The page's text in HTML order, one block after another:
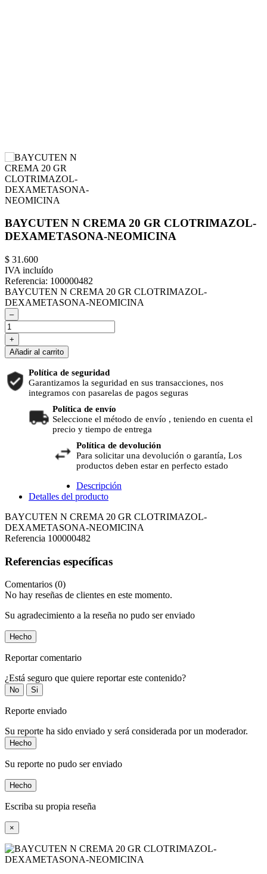
BAYCUTEN N CREMA 20 GR CLOTRIMAZOL-
DEXAMETASONA-NEOMICINA
$ 31.600
IVA incluído
Referencia: 100000482
BAYCUTEN N CREMA 20 GR CLOTRIMAZOL-
DEXAMETASONA-NEOMICINA
–
+
Añadir al carrito
Política de seguridad
Garantizamos la seguridad en sus transacciones, nos
integramos con pasarelas de pagos seguras
Política de envío
Seleccione el método de envío , teniendo en cuenta el
precio y tiempo de entrega
Política de devolución
Para solicitar una devolución o garantía, Los
productos deben estar en perfecto estado
Descripción
Detalles del producto
BAYCUTEN N CREMA 20 GR CLOTRIMAZOL-
DEXAMETASONA-NEOMICINA
Referencia 100000482
Referencias específicas
Comentarios (0)
No hay reseñas de clientes en este momento.
Su agradecimiento a la reseña no pudo ser enviado
Hecho
Reportar comentario
¿Está seguro que quiere reportar este contenido?
No Si
Reporte enviado
Su reporte ha sido enviado y será considerada por un moderador.
Hecho
Su reporte no pudo ser enviado
Hecho
Escriba su propia reseña
×